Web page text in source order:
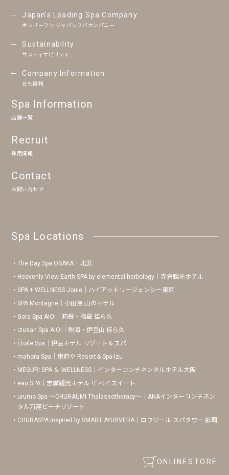
Japan’s Leading Spa Company
オンリーワン ジャパンスパカンパニー
Sustainability
サスティナビリティ
Company Information
会社情報
Spa Information
店舗一覧
Recruit
採用情報
Contact
お問い合わせ
Spa Locations
The Day Spa OSAKA｜北浜
Heavenly View Earth SPA by elemental herbology｜赤倉観光ホテル
SPA + WELLNESS Joule｜ハイアットリージェンシー東京
SPA Montagne｜小田急 山のホテル
Gora Spa AIOI｜箱根・強羅 佳ら久
Izusan Spa AIOI｜熱海・伊豆山 佳ら久
Étoile Spa｜伊豆ホテル リゾート＆スパ
mahora Spa｜東府や Resort＆Spa-Izu
MEGURI SPA ＆ WELLNESS｜インターコンチネンタルホテル大阪
eau SPA｜志摩観光ホテル ザ ベイスイート
urumo Spa 〜CHURAUMI Thalassotherapy〜｜ANAインターコンチネン
タル万座ビーチリゾート
CHURASPA inspired by SMART AYURVEDA｜ロワジール スパタワー 那覇
ONLINESTORE